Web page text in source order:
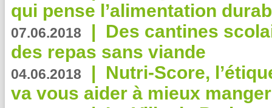
qui pense l’alimentation
07.06.2018 | Des cantines
des repas sans viande
04.06.2018 | Nutri-Score,
va vous aider à mieux